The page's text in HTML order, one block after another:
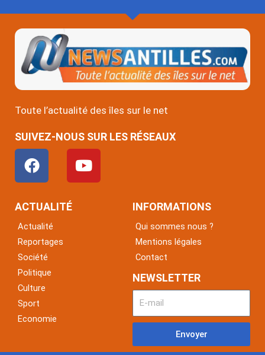
Toute l’actualité des îles sur le net
SUIVEZ-NOUS SUR LES RÉSEAUX
F
a
c
e
o
o
k
Y
o
u
ACTUALITÉ
Actualité
Reportages
Société
Politique
Culture
Sport
Economie
INFORMATIONS
Qui sommes nous ?
Mentions légales
Contact
NEWSLETTER
Envoyer